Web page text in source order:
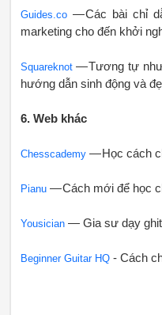
Guides.co— Các bài chỉ
marketing cho đến khởi
Squareknot— Tương tự như
hướng dẫn sinh động và
6. Web khác
Chesscademy— Học cách
Pianu— Cách mới để học
Yousician— Gia sư dạy
Beginner Guitar HQ- Cách